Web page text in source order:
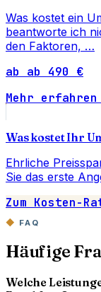
Was kostet ein
beantworte ich
den Faktoren, …
ab ab 490 €
Mehr
Was kostet Ihr
Ehrliche
Sie das erste
Zum Kosten-
FAQ
Häufige
Welche